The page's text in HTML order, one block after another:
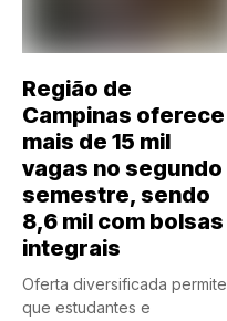
Região de
Campinas oferece
mais de 15 mil
vagas no segundo
semestre, sendo
8,6 mil com bolsas
integrais
Oferta diversificada permite
que estudantes e